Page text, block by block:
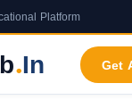
Platform
.In Get